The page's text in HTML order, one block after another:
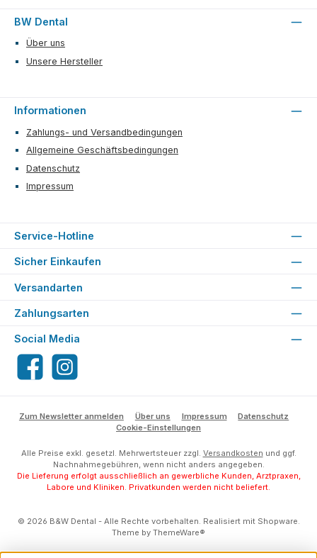
BW Dental
Über uns
Unsere Hersteller
Informationen
Zahlungs- und Versandbedingungen
Allgemeine Geschäftsbedingungen
Datenschutz
Impressum
Service-Hotline
Sicher Einkaufen
Versandarten
Zahlungsarten
Social Media
FacebookInstagram
Zum Newsletter anmelden Über uns Impressum
Datenschutz
Cookie-Einstellungen
Alle Preise exkl. gesetzl. Mehrwertsteuer zzgl. Versandkosten und ggf.
Nachnahmegebühren, wenn nicht anders angegeben.
Die Lieferung erfolgt ausschließlich an gewerbliche Kunden, Arztpraxen,
Labore und Kliniken. Privatkunden werden nicht beliefert.
© 2026 B&W Dental - Alle Rechte vorbehalten. Realisiert mit Shopware.
Theme by ThemeWare®